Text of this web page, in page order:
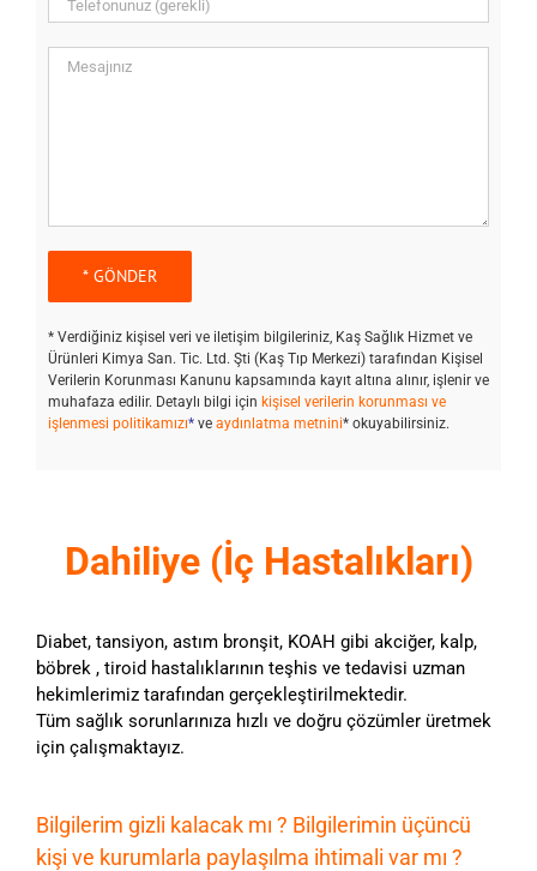
* Verdiğiniz kişisel veri ve iletişim bilgileriniz, Kaş Sağlık Hizmet ve
Ürünleri Kimya San. Tic. Ltd. Şti (Kaş Tıp Merkezi) tarafından Kişisel
Verilerin Korunması Kanunu kapsamında kayıt altına alınır, işlenir ve
muhafaza edilir. Detaylı bilgi için kişisel verilerin korunması ve
işlenmesi politikamızı* ve aydınlatma metnini* okuyabilirsiniz.
Dahiliye (İç Hastalıkları)
Diabet, tansiyon, astım bronşit, KOAH gibi akciğer, kalp,
böbrek , tiroid hastalıklarının teşhis ve tedavisi uzman
hekimlerimiz tarafından gerçekleştirilmektedir.
Tüm sağlık sorunlarınıza hızlı ve doğru çözümler üretmek
için çalışmaktayız.
Bilgilerim gizli kalacak mı ? Bilgilerimin üçüncü
kişi ve kurumlarla paylaşılma ihtimali var mı ?